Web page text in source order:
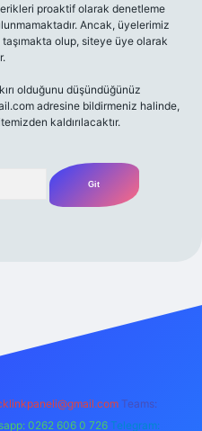
proaktif olarak denetleme
Ancak, üyelerimiz
olup, siteye üye olarak
olduğunu düşündüğünüz
adresine bildirmeniz halinde,
kaldırılacaktır.
Teams:
0262 606 0 726 Telegram: